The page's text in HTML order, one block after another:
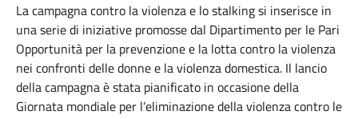
La campagna contro la violenza e lo stalking si inserisce in
una serie di iniziative promosse dal Dipartimento per le Pari
Opportunità per la prevenzione e la lotta contro la violenza
nei confronti delle donne e la violenza domestica. Il lancio
della campagna è stata pianificato in occasione della
Giornata mondiale per l’eliminazione della violenza contro le